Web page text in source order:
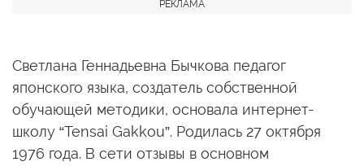
Светлана Геннадьевна Бычкова педагог
японского языка, создатель собственной
обучающей методики, основала интернет-
школу “Tensai Gakkou”. Родилась 27 октября
1976 года. В сети отзывы в основном